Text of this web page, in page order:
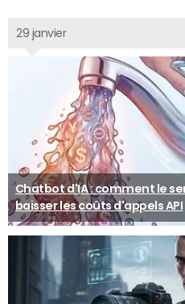
29 janvier
Chatbot d'IA : comment le
baisser les coûts d'appels API